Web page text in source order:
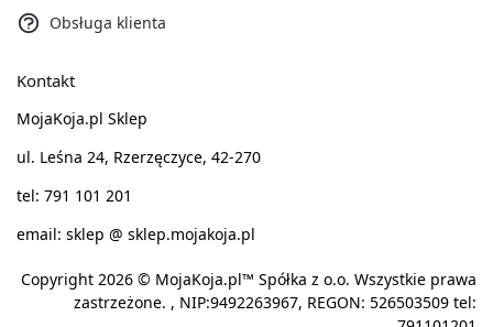
Obsługa klienta
Kontakt
MojaKoja.pl Sklep
ul. Leśna 24, Rzerzęczyce, 42-270
tel: 791 101 201
email: sklep @ sklep.mojakoja.pl
Copyright 2026 © MojaKoja.pl™ Spółka z o.o. Wszystkie prawa
zastrzeżone. , NIP:9492263967, REGON: 526503509 tel: